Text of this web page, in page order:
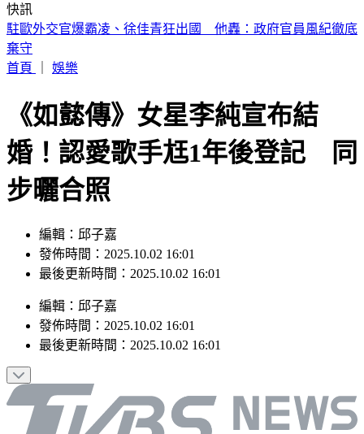
快訊
輕度颱風「琵鷺」生成！洋面三颱共舞 最新路徑曝
首頁
《如懿傳》女星李純宣布結
婚！認愛歌手尪1年後登記 同
步曬合照
發佈時間：2025.10.02 16:01
最後更新時間：2025.10.02 16:01
發佈時間：2025.10.02 16:01
最後更新時間：2025.10.02 16:01